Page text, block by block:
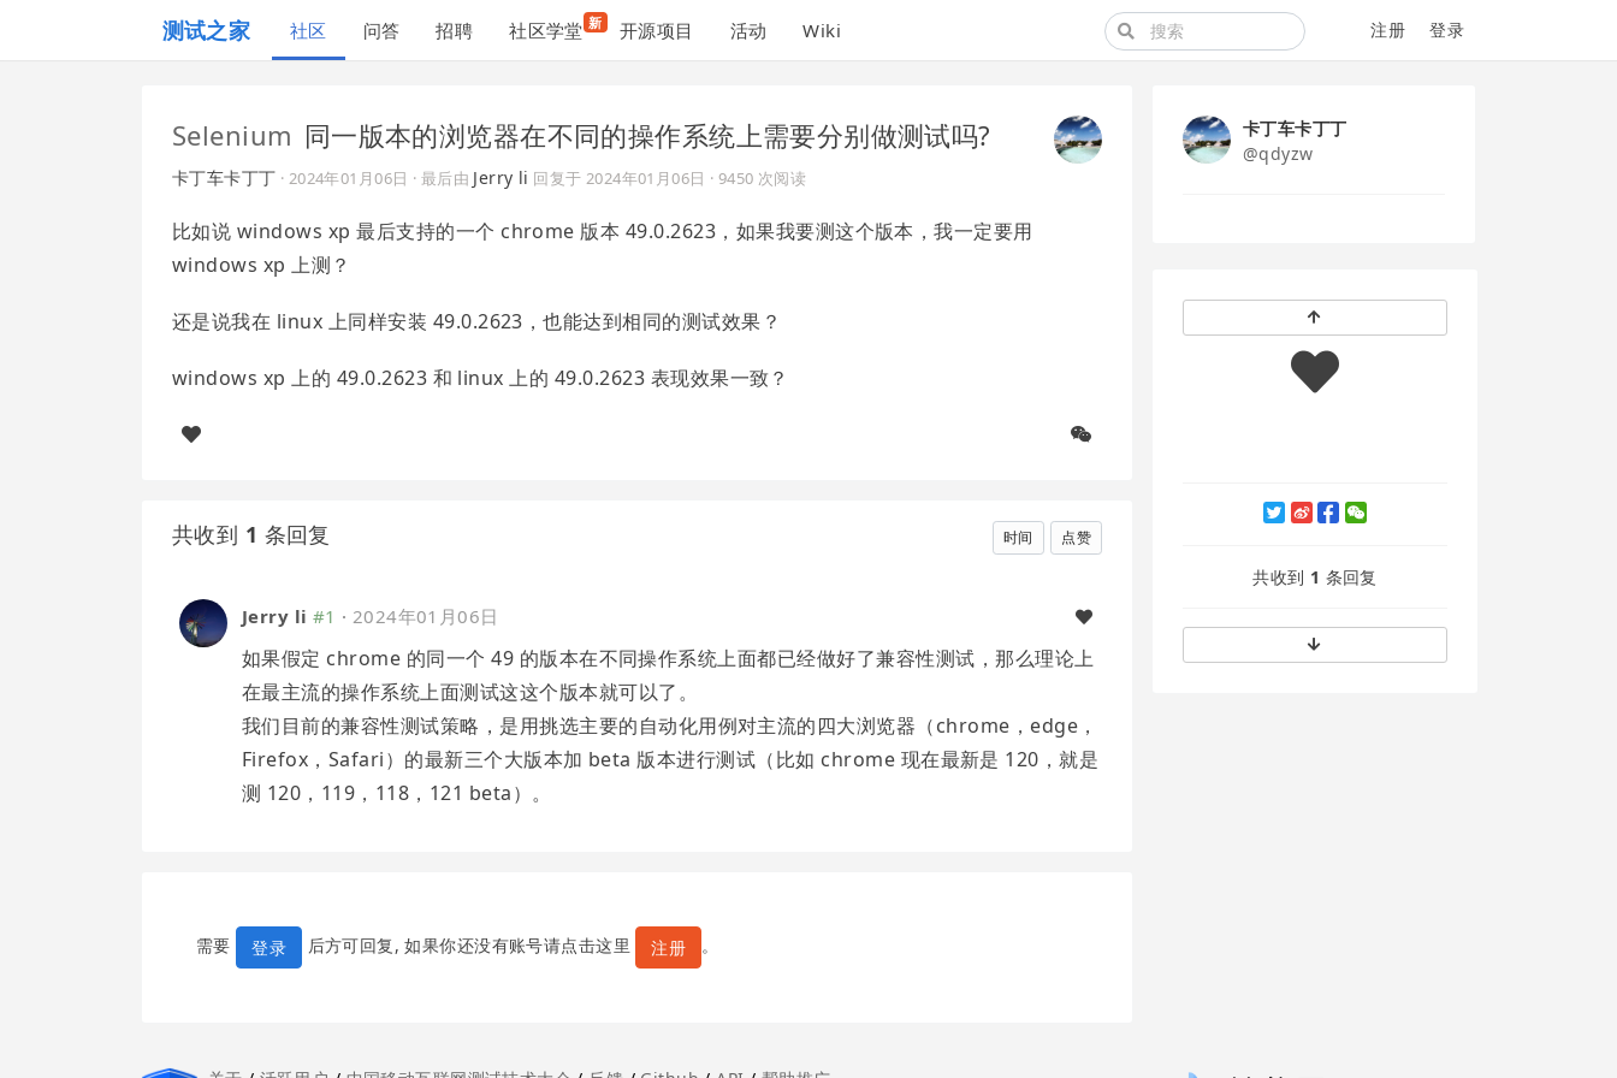
测试之家 社区 问答 招聘 社区学堂 新 开源项目 活动 Wiki 注册 登录
Selenium 同一版本的浏览器在不同的操作系统上需要分别做测试吗?
卡丁车卡丁丁 · 2024年01月06日 · 最后由 Jerry li 回复于 2024年01月06日 · 9450 次阅读
比如说 windows xp 最后支持的一个 chrome 版本 49.0.2623，如果我要测这个版本，我一定要用
windows xp 上测？
还是说我在 linux 上同样安装 49.0.2623，也能达到相同的测试效果？
windows xp 上的 49.0.2623 和 linux 上的 49.0.2623 表现效果一致？
共收到 1 条回复 时间 点赞
Jerry li #1 · 2024年01月06日
如果假定 chrome 的同一个 49 的版本在不同操作系统上面都已经做好了兼容性测试，那么理论上
在最主流的操作系统上面测试这这个版本就可以了。
我们目前的兼容性测试策略，是用挑选主要的自动化用例对主流的四大浏览器（chrome，edge，
Firefox，Safari）的最新三个大版本加 beta 版本进行测试（比如 chrome 现在最新是 120，就是
测 120，119，118，121 beta）。
需要 登录 后方可回复, 如果你还没有账号请点击这里 注册 。
卡丁车卡丁丁
@qdyzw
共收到 1 条回复